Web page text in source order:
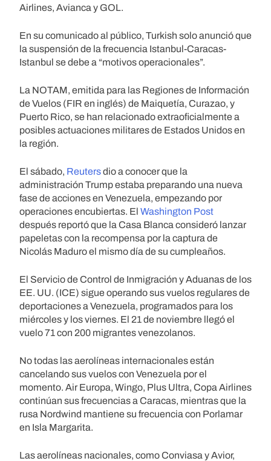
Airlines, Avianca y GOL.
En su comunicado al público, Turkish solo anunció que
la suspensión de la frecuencia Istanbul-Caracas-
Istanbul se debe a “motivos operacionales”.
La NOTAM, emitida para las Regiones de Información
de Vuelos (FIR en inglés) de Maiquetía, Curazao, y
Puerto Rico, se han relacionado extraoficialmente a
posibles actuaciones militares de Estados Unidos en
la región.
El sábado, Reutersdio a conocer que la
administración Trump estaba preparando una nueva
fase de acciones en Venezuela, empezando por
operaciones encubiertas. El Washington Post
después reportó que la Casa Blanca consideró lanzar
papeletas con la recompensa por la captura de
Nicolás Maduro el mismo día de su cumpleaños.
El Servicio de Control de Inmigración y Aduanas de los
EE. UU. (ICE) sigue operando sus vuelos regulares de
deportaciones a Venezuela, programados para los
miércoles y los viernes. El 21 de noviembre llegó el
vuelo 71 con 200 migrantes venezolanos.
No todas las aerolíneas internacionales están
cancelando sus vuelos con Venezuela por el
momento. Air Europa, Wingo, Plus Ultra, Copa Airlines
continúan sus frecuencias a Caracas, mientras que la
rusa Nordwind mantiene su frecuencia con Porlamar
en Isla Margarita.
Las aerolíneas nacionales, como Conviasa y Avior,